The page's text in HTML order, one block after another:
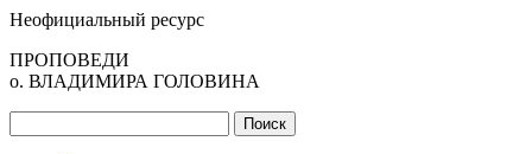
Неофициальный ресурс
ПРОПОВЕДИ
о. ВЛАДИМИРА ГОЛОВИНА